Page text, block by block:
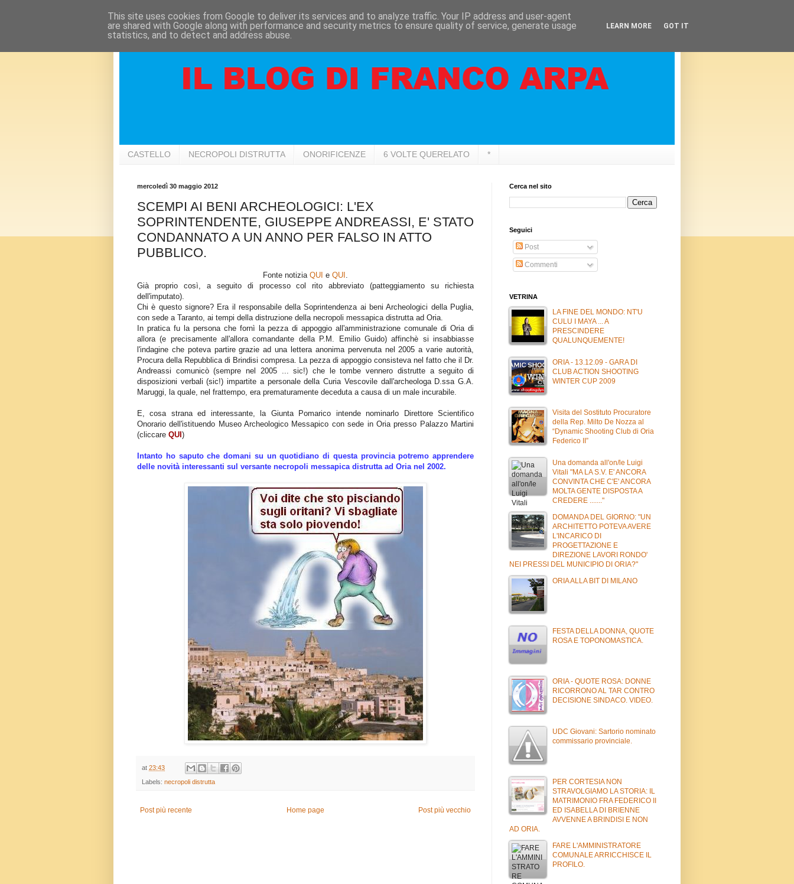
CASTELLO NECROPOLI DISTRUTTA ONORIFICENZE 6 VOLTE QUERELATO *
mercoledì 30 maggio 2012
SCEMPI AI BENI ARCHEOLOGICI: L'EX
SOPRINTENDENTE, GIUSEPPE ANDREASSI, E' STATO
CONDANNATO A UN ANNO PER FALSO IN ATTO
PUBBLICO.
Fonte notizia QUI e QUI .
Già proprio così, a seguito di processo col rito abbreviato (patteggiamento su richiesta
dell'imputato).
Chi è questo signore? Era il responsabile della Soprintendenza ai beni Archeologici della Puglia,
con sede a Taranto, ai tempi della distruzione della necropoli messapica distrutta ad Oria.
In pratica fu la persona che fornì la pezza di appoggio all'amministrazione comunale di Oria di
allora (e precisamente all'allora comandante della P.M. Emilio Guido) affinchè si insabbiasse
l'indagine che poteva partire grazie ad una lettera anonima pervenuta nel 2005 a varie autorità,
Procura della Repubblica di Brindisi compresa. La pezza di appoggio consisteva nel fatto che il Dr.
Andreassi comunicò (sempre nel 2005 ... sic!) che le tombe vennero distrutte a seguito di
disposizioni verbali (sic!) impartite a personale della Curia Vescovile dall'archeologa D.ssa G.A.
Maruggi, la quale, nel frattempo, era prematuramente deceduta a causa di un male incurabile.
E, cosa strana ed interessante, la Giunta Pomarico intende nominarlo Direttore Scientifico
Onorario dell'istituendo Museo Archeologico Messapico con sede in Oria presso Palazzo Martini
(cliccare QUI )
Intanto ho saputo che domani su un quotidiano di questa provincia potremo apprendere
delle novità interessanti sul versante necropoli messapica distrutta ad Oria nel 2002.
at 23:43
Labels: necropoli distrutta
Post più recente Post più vecchio
Home page
Cerca nel sito
Seguici
Post
Commenti
VETRINA
LA FINE DEL MONDO: NT'U
CULU I MAYA ... A
PRESCINDERE
QUALUNQUEMENTE!
ORIA - 13.12.09 - GARA DI
CLUB ACTION SHOOTING
WINTER CUP 2009
Visita del Sostituto Procuratore
della Rep. Milto De Nozza al
“Dynamic Shooting Club di Oria
Federico II”
Una domanda all'on/le Luigi
Vitali "MA LA S.V. E' ANCORA
CONVINTA CHE C'E' ANCORA
MOLTA GENTE DISPOSTA A
CREDERE ......."
DOMANDA DEL GIORNO: "UN
ARCHITETTO POTEVA AVERE
L'INCARICO DI
PROGETTAZIONE E
DIREZIONE LAVORI RONDO'
NEI PRESSI DEL MUNICIPIO DI ORIA?"
ORIA ALLA BIT DI MILANO
FESTA DELLA DONNA, QUOTE
ROSA E TOPONOMASTICA.
ORIA - QUOTE ROSA: DONNE
RICORRONO AL TAR CONTRO
DECISIONE SINDACO. VIDEO.
UDC Giovani: Sartorio nominato
commissario provinciale.
PER CORTESIA NON
STRAVOLGIAMO LA STORIA: IL
MATRIMONIO FRA FEDERICO II
ED ISABELLA DI BRIENNE
AVVENNE A BRINDISI E NON
AD ORIA.
FARE L'AMMINISTRATORE
COMUNALE ARRICCHISCE IL
PROFILO.
This site uses cookies from Google to deliver its services and to analyze traffic. Your IP address and user-agent
are shared with Google along with performance and security metrics to ensure quality of service, generate usage
statistics, and to detect and address abuse.
LEARN MORE GOT IT